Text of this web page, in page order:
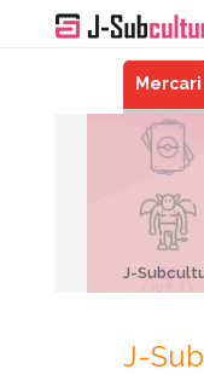
Mercari
J-
J-